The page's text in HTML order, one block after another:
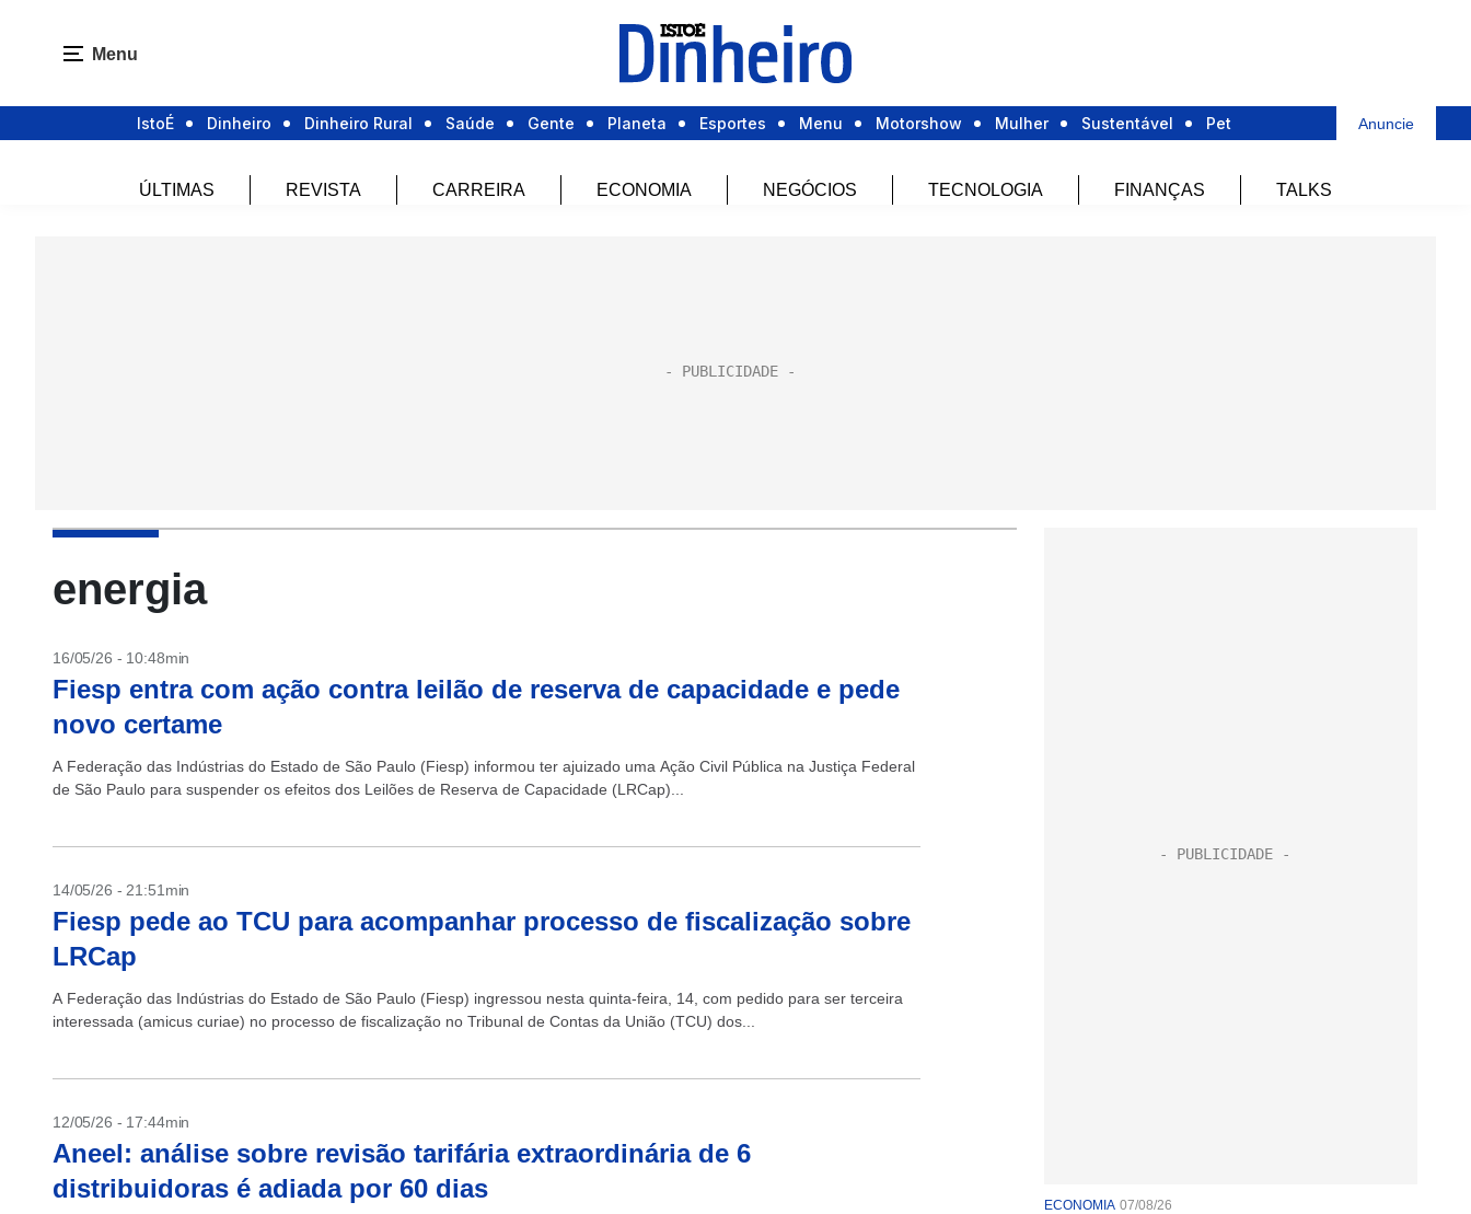
Menu
IstoÉ Dinheiro Dinheiro Rural Saúde Gente Planeta Esportes Menu Motorshow Mulher Sustentável Pet Anuncie
ÚLTIMAS REVISTA CARREIRA ECONOMIA NEGÓCIOS TECNOLOGIA FINANÇAS TALKS
energia
16/05/26 - 10:48min
Fiesp entra com ação contra leilão de reserva de capacidade e pede
novo certame
A Federação das Indústrias do Estado de São Paulo (Fiesp) informou ter ajuizado uma Ação Civil Pública na Justiça Federal
de São Paulo para suspender os efeitos dos Leilões de Reserva de Capacidade (LRCap)...
14/05/26 - 21:51min
Fiesp pede ao TCU para acompanhar processo de fiscalização sobre
LRCap
A Federação das Indústrias do Estado de São Paulo (Fiesp) ingressou nesta quinta-feira, 14, com pedido para ser terceira
interessada (amicus curiae) no processo de fiscalização no Tribunal de Contas da União (TCU) dos...
12/05/26 - 17:44min
Aneel: análise sobre revisão tarifária extraordinária de 6
distribuidoras é adiada por 60 dias
ECONOMIA 07/08/26